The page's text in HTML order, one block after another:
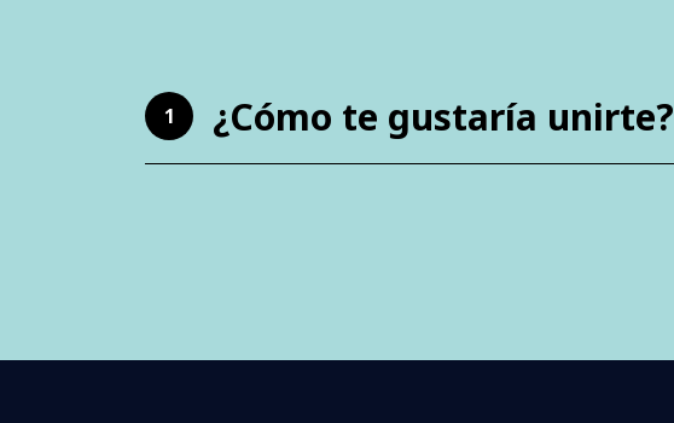
1 ¿Cómo te gustaría unirte?